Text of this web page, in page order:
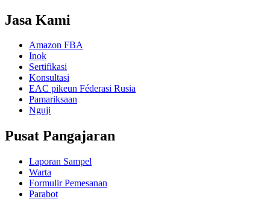
Jasa Kami
Amazon FBA
Inok
Sertifikasi
Konsultasi
EAC pikeun Féderasi Rusia
Pamariksaan
Nguji
Pusat Pangajaran
Laporan Sampel
Warta
Formulir Pemesanan
Parabot